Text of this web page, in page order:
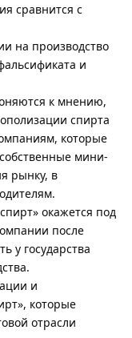
сравнится с
на производство
и
к мнению,
спирта
которые
мини-
рынку, в
окажется под
после
у государства
и
которые
отрасли